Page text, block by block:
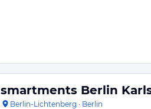
smartments Berlin
Berlin-Lichtenberg · Berlin